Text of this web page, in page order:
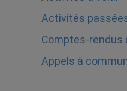
Activités
Comptes-rendus
Appels à